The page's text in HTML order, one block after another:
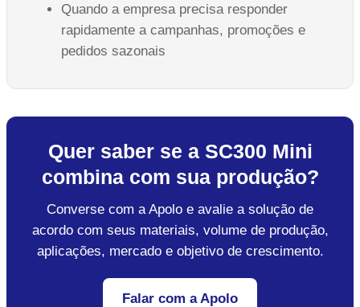
Quando a empresa precisa responder
rapidamente a campanhas, promoções e
pedidos sazonais
Quer saber se a SC300 Mini
combina com sua produção?
Converse com a Apolo e avalie a solução de
acordo com seus materiais, volume de produção,
aplicações, mercado e objetivo de crescimento.
Falar com a Apolo